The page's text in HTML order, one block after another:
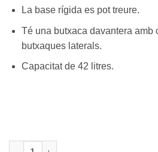
La base rígida es pot treure.
Té una butxaca davantera amb
butxaques laterals.
Capacitat de 42 litres.
quantitat de C.E.E. Sant Gervasi |